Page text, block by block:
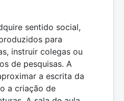
sentido social,
para
instruir colegas ou
de pesquisas. A
a escrita da
a criação de